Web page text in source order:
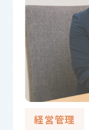
経営管理